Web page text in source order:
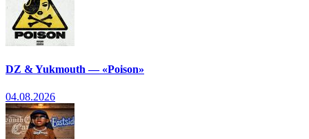
DZ & Yukmouth — «Poison»
04.08.2026